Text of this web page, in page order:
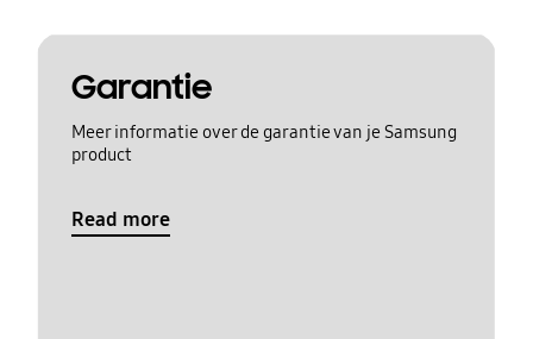
Garantie
Meer informatie over de garantie van je Samsung
product
Read more